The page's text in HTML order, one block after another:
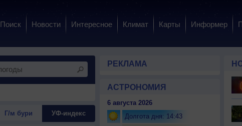
Поиск Новости Интересное Климат Карты Информер
Г/м бури УФ-индекс
РЕКЛАМА
АСТРОНОМИЯ
6 августа 2026
Долгота дня: 14:43